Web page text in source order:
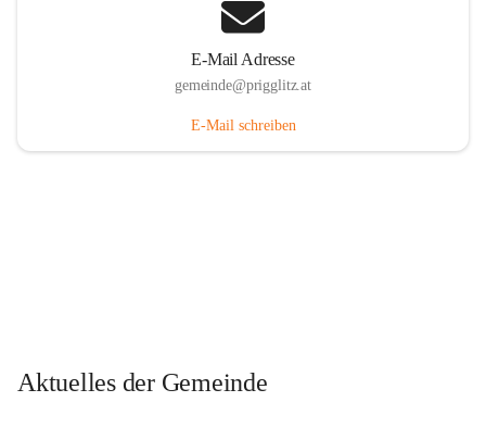
E-Mail Adresse
gemeinde@prigglitz.at
E-Mail schreiben
Aktuelles der Gemeinde